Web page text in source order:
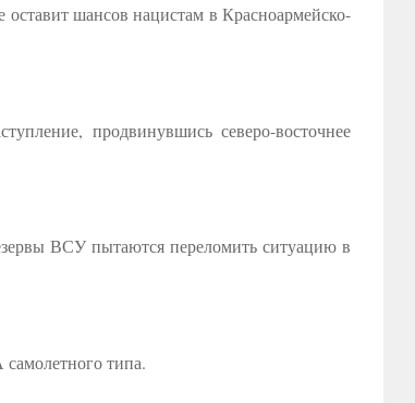
шансов нацистам в Красноармейско-
продвинувшись северо-восточнее
ВСУ пытаются переломить ситуацию в
типа.